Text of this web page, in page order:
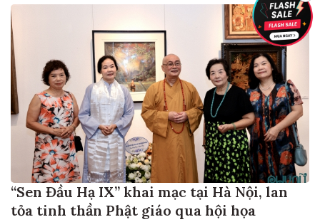
“Sen Đầu Hạ IX” khai mạc tại Hà Nội, lan
tỏa tinh thần Phật giáo qua hội họa